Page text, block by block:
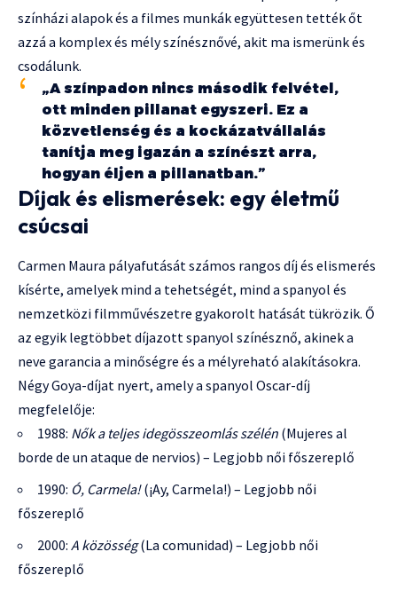
színházi alapok és a filmes munkák együttesen tették őt
azzá a komplex és mély színésznővé, akit ma ismerünk és
csodálunk.
„A színpadon nincs második felvétel,
ott minden pillanat egyszeri. Ez a
közvetlenség és a kockázatvállalás
tanítja meg igazán a színészt arra,
hogyan éljen a pillanatban.”
Díjak és elismerések: egy életmű
csúcsai
Carmen Maura pályafutását számos rangos díj és elismerés
kísérte, amelyek mind a tehetségét, mind a spanyol és
nemzetközi filmművészetre gyakorolt hatását tükrözik. Ő
az egyik legtöbbet díjazott spanyol színésznő, akinek a
neve garancia a minőségre és a mélyreható alakításokra.
Négy Goya-díjat nyert, amely a spanyol Oscar-díj
megfelelője:
1988: Nők a teljes idegösszeomlás szélén (Mujeres al
borde de un ataque de nervios) – Legjobb női főszereplő
1990: Ó, Carmela!(¡Ay, Carmela!) – Legjobb női
főszereplő
2000: A közösség(La comunidad) – Legjobb női
főszereplő